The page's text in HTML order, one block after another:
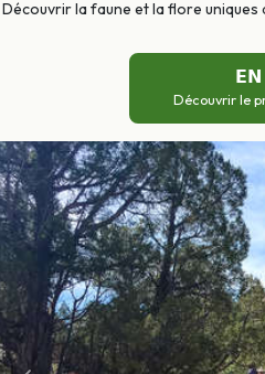
Découvrir la faune et la flore uniques
Découvrir le